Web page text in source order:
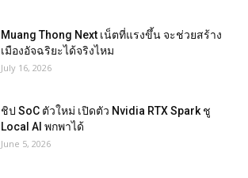
Muang Thong Next เน็ตที่แรงขึ้น จะช่วยสร้าง
เมืองอัจฉริยะได้จริงไหม
July 16, 2026
ชิป SoC ตัวใหม่ เปิดตัว Nvidia RTX Spark ชู
Local AI พกพาได้
June 5, 2026